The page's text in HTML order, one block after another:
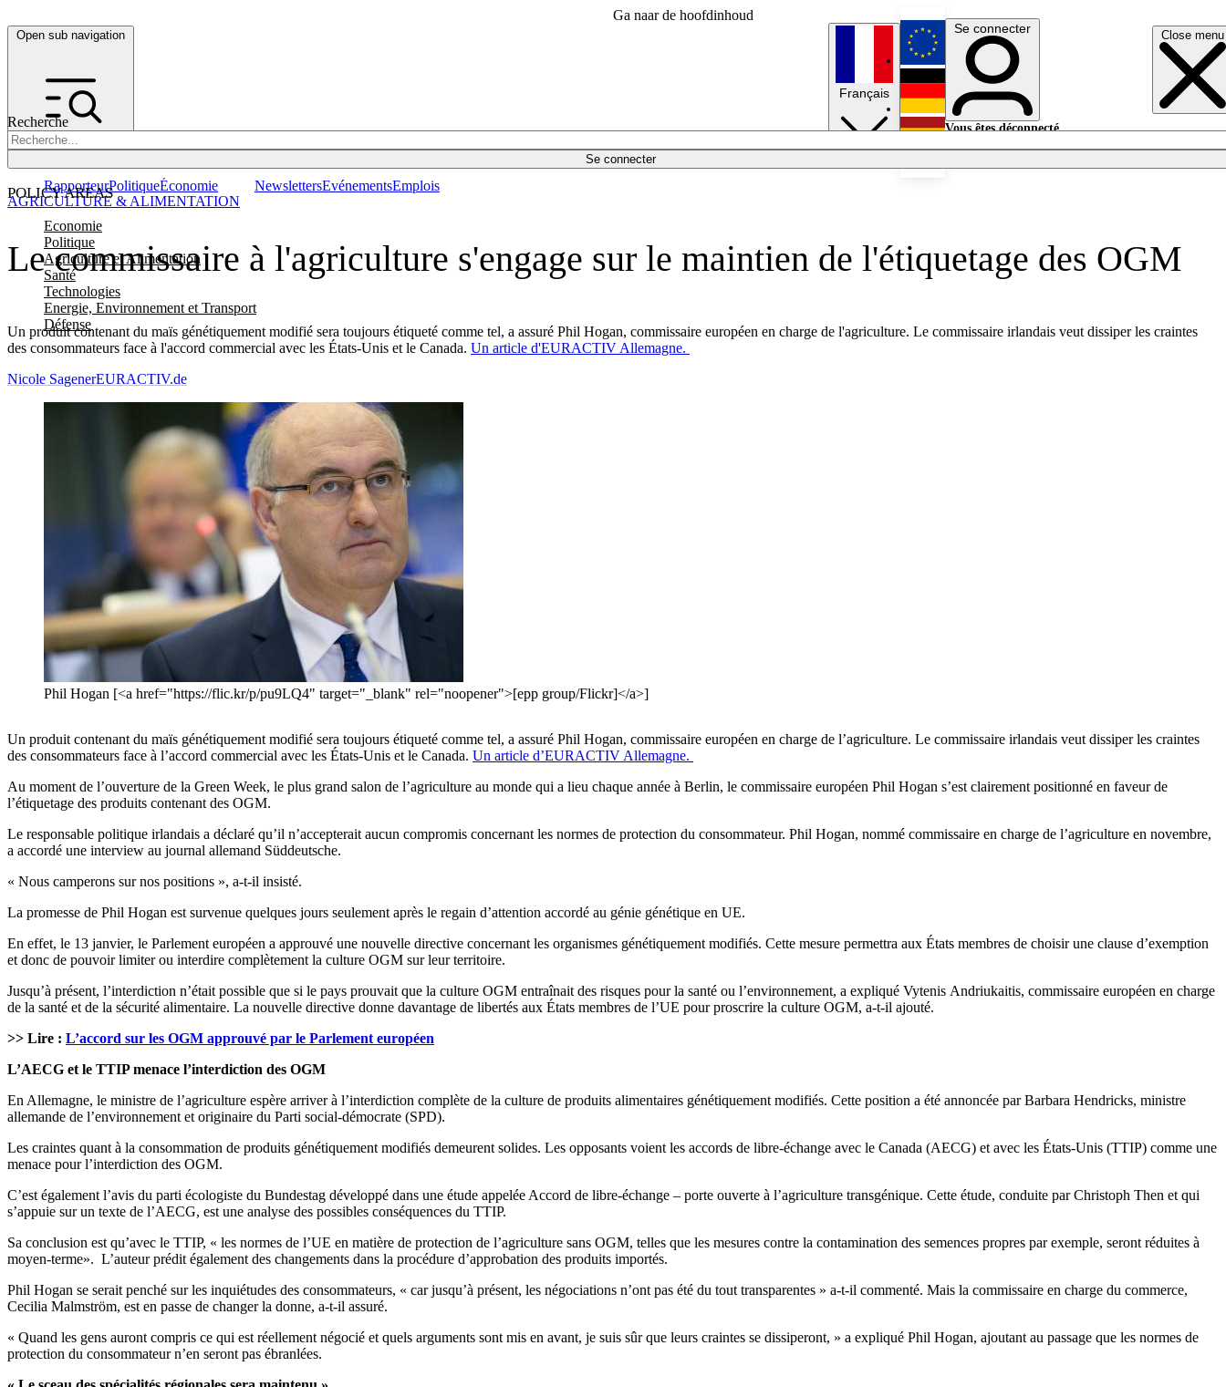
Ga naar de hoofdinhoud
Open sub navigation Close menu
Recherche
Se connecter
POLICY AREAS
Economie
Politique
Agriculture et Alimentation
Santé
Technologies
Energie, Environnement et Transport
Défense
RapporteurPolitiqueÉconomie NewslettersEvénementsEmplois
Français
English
Deutsch
Se connecter
Vous êtes déconnecté.
Le commissaire à l'agriculture s'engage sur le maintien de l'étiquetage des OGM
Un produit contenant du maïs génétiquement modifié sera toujours étiqueté comme tel, a assuré Phil Hogan, commissaire européen en charge de l'agriculture. Le commissaire irlandais veut dissiper les craintes
des consommateurs face à l'accord commercial avec les États-Unis et le Canada. Un article d'EURACTIV Allemagne.
AGRICULTURE & ALIMENTATION
Nicole SagenerEURACTIV.de
Phil Hogan [<a href="https://flic.kr/p/pu9LQ4" target="_blank" rel="noopener">[epp group/Flickr]</a>]
Un produit contenant du maïs génétiquement modifié sera toujours étiqueté comme tel, a assuré Phil Hogan, commissaire européen en charge de l’agriculture. Le commissaire irlandais veut dissiper les craintes
des consommateurs face à l’accord commercial avec les États-Unis et le Canada. Un article d’EURACTIV Allemagne.
Au moment de l’ouverture de la Green Week, le plus grand salon de l’agriculture au monde qui a lieu chaque année à Berlin, le commissaire européen Phil Hogan s’est clairement positionné en faveur de
l’étiquetage des produits contenant des OGM.
Le responsable politique irlandais a déclaré qu’il n’accepterait aucun compromis concernant les normes de protection du consommateur. Phil Hogan, nommé commissaire en charge de l’agriculture en novembre,
a accordé une interview au journal allemand Süddeutsche.
« Nous camperons sur nos positions », a-t-il insisté.
La promesse de Phil Hogan est survenue quelques jours seulement après le regain d’attention accordé au génie génétique en UE.
En effet, le 13 janvier, le Parlement européen a approuvé une nouvelle directive concernant les organismes génétiquement modifiés. Cette mesure permettra aux États membres de choisir une clause d’exemption
et donc de pouvoir limiter ou interdire complètement la culture OGM sur leur territoire.
Jusqu’à présent, l’interdiction n’était possible que si le pays prouvait que la culture OGM entraînait des risques pour la santé ou l’environnement, a expliqué Vytenis Andriukaitis, commissaire européen en charge
de la santé et de la sécurité alimentaire. La nouvelle directive donne davantage de libertés aux États membres de l’UE pour proscrire la culture OGM, a-t-il ajouté.
>> Lire : L’accord sur les OGM approuvé par le Parlement européen
L’AECG et le TTIP menace l’interdiction des OGM
En Allemagne, le ministre de l’agriculture espère arriver à l’interdiction complète de la culture de produits alimentaires génétiquement modifiés. Cette position a été annoncée par Barbara Hendricks, ministre
allemande de l’environnement et originaire du Parti social-démocrate (SPD).
Les craintes quant à la consommation de produits génétiquement modifiés demeurent solides. Les opposants voient les accords de libre-échange avec le Canada (AECG) et avec les États-Unis (TTIP) comme une
menace pour l’interdiction des OGM.
C’est également l’avis du parti écologiste du Bundestag développé dans une étude appelée Accord de libre-échange – porte ouverte à l’agriculture transgénique. Cette étude, conduite par Christoph Then et qui
s’appuie sur un texte de l’AECG, est une analyse des possibles conséquences du TTIP.
Sa conclusion est qu’avec le TTIP, « les normes de l’UE en matière de protection de l’agriculture sans OGM, telles que les mesures contre la contamination des semences propres par exemple, seront réduites à
moyen-terme». L’auteur prédit également des changements dans la procédure d’approbation des produits importés.
Phil Hogan se serait penché sur les inquiétudes des consommateurs, « car jusqu’à présent, les négociations n’ont pas été du tout transparentes » a-t-il commenté. Mais la commissaire en charge du commerce,
Cecilia Malmström, est en passe de changer la donne, a-t-il assuré.
« Quand les gens auront compris ce qui est réellement négocié et quels arguments sont mis en avant, je suis sûr que leurs craintes se dissiperont, » a expliqué Phil Hogan, ajoutant au passage que les normes de
protection du consommateur n’en seront pas ébranlées.